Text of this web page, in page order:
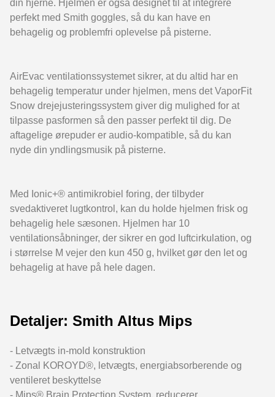
din hjerne. Hjelmen er også designet til at integrere
perfekt med Smith goggles, så du kan have en
behagelig og problemfri oplevelse på pisterne.
AirEvac ventilationssystemet sikrer, at du altid har en
behagelig temperatur under hjelmen, mens det VaporFit
Snow drejejusteringssystem giver dig mulighed for at
tilpasse pasformen så den passer perfekt til dig. De
aftagelige ørepuder er audio-kompatible, så du kan
nyde din yndlingsmusik på pisterne.
Med Ionic+® antimikrobiel foring, der tilbyder
svedaktiveret lugtkontrol, kan du holde hjelmen frisk og
behagelig hele sæsonen. Hjelmen har 10
ventilationsåbninger, der sikrer en god luftcirkulation, og
i størrelse M vejer den kun 450 g, hvilket gør den let og
behagelig at have på hele dagen.
Detaljer: Smith Altus Mips
- Letvægts in-mold konstruktion
- Zonal KOROYD®, letvægts, energiabsorberende og
ventileret beskyttelse